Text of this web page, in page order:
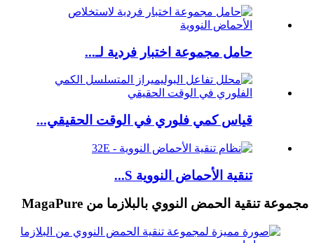
حامل مجموعة اختبار فردية لـ...
قياس كمي فلوري في الوقت الحقيقي...
تنقية الأحماض النووية S...
مجموعة تنقية الحمض النووي بالبلازما من MagaPure